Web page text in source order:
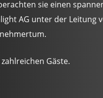
sie einen
AG unter der Leitung
Gäste.